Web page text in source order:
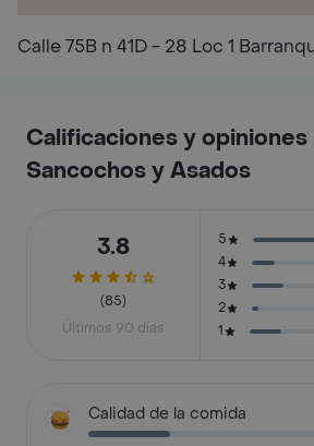
Calle 75B n 41D - 28 Loc 1
Calificaciones y opiniones
Sancochos y Asados
3.8
(85)
Últimos 90 días
5
4
3
2
1
Calidad de la comida